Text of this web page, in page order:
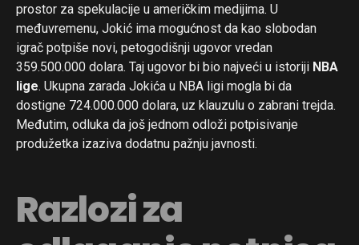
prostor za spekulacije u američkim medijima. U
međuvremenu, Jokić ima mogućnost da kao slobodan
igrač potpiše novi, petogodišnji ugovor vredan
359.500.000 dolara. Taj ugovor bi bio najveći u istoriji NBA
lige. Ukupna zarada Jokića u NBA ligi mogla bi da
dostigne 724.000.000 dolara, uz klauzulu o zabrani trejda.
Međutim, odluka da još jednom odloži potpisivanje
produžetka izaziva dodatnu pažnju javnosti.
Razlozi za